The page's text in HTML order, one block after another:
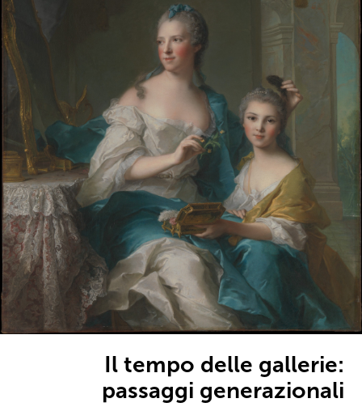
Il tempo delle gallerie:
passaggi generazionali